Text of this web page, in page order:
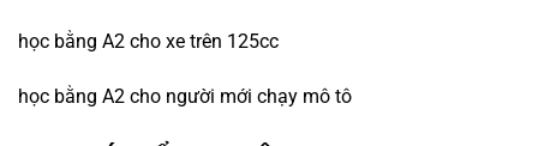
học bằng A2 cho xe trên 125cc
học bằng A2 cho người mới chạy mô tô